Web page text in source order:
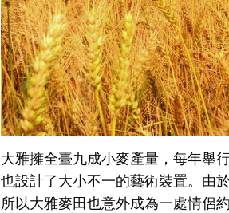
大雅擁全臺九成小麥產量，每年舉
也設計了大小不一的藝術裝置。由
所以大雅麥田也意外成為一處情侶